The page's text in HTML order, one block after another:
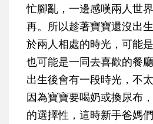
忙腳亂，一邊感嘆兩人世
再。所以趁著寶寶還沒出
於兩人相處的時光，可能
也可能是一同去喜歡的餐
出生後會有一段時光，不
因為寶寶要喝奶或換尿布
的選擇性，這時新手爸媽